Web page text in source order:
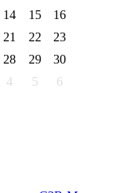
14 15
16
21 22
23
28 29
30
4 5
6